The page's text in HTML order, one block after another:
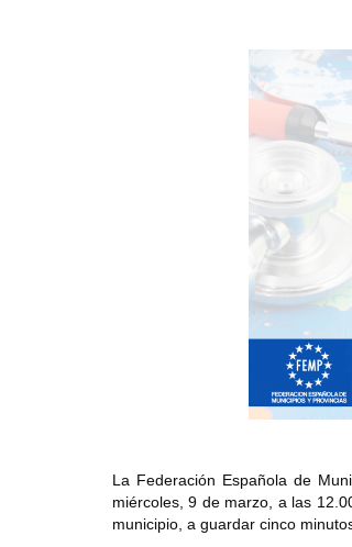
La Federación Española de
miércoles, 9 de marzo, a las
municipio, a guardar cinco